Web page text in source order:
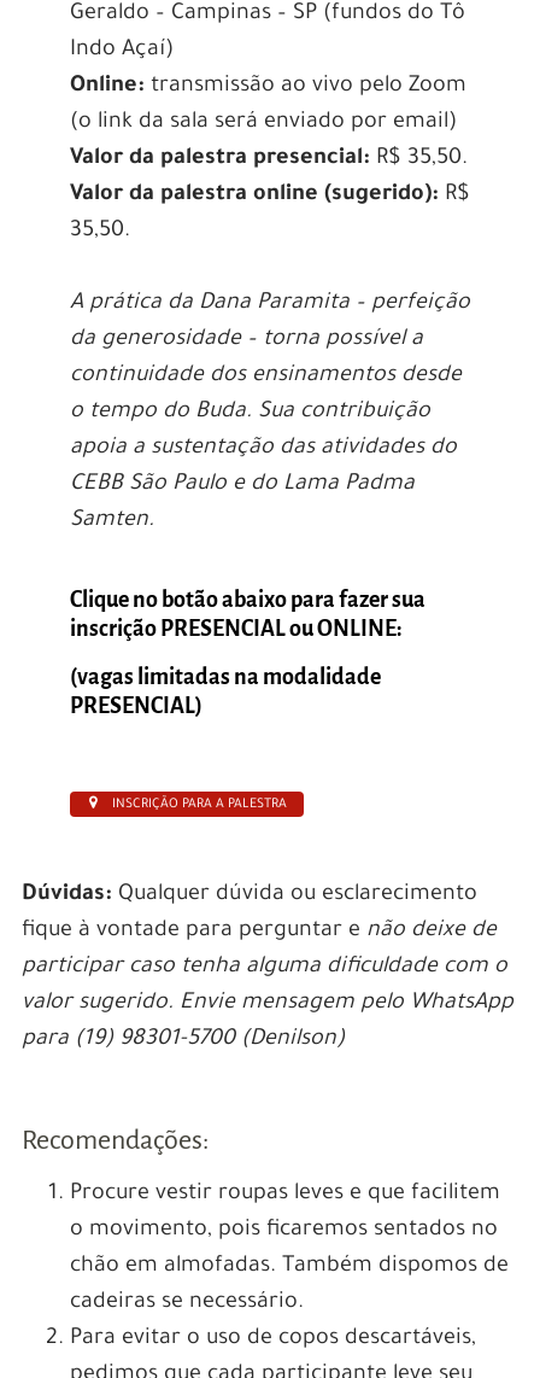
Geraldo – Campinas – SP (fundos do Tô
Indo Açaí)
Online: transmissão ao vivo pelo Zoom
(o link da sala será enviado por email)
Valor da palestra presencial: R$ 35,50.
Valor da palestra online (sugerido): R$
35,50.
A prática da Dana Paramita – perfeição
da generosidade – torna possível a
continuidade dos ensinamentos desde
o tempo do Buda. Sua contribuição
apoia a sustentação das atividades do
CEBB São Paulo e do Lama Padma
Samten.
Clique no botão abaixo para fazer sua
inscrição PRESENCIAL ou ONLINE:
(vagas limitadas na modalidade
PRESENCIAL)
INSCRIÇÃO PARA A PALESTRA
Dúvidas: Qualquer dúvida ou esclarecimento
fique à vontade para perguntar e não deixe de
participar caso tenha alguma dificuldade com o
valor sugerido. Envie mensagem pelo WhatsApp
para (19) 98301-5700 (Denilson)
Recomendações:
Procure vestir roupas leves e que facilitem
o movimento, pois ficaremos sentados no
chão em almofadas. Também dispomos de
cadeiras se necessário.
Para evitar o uso de copos descartáveis,